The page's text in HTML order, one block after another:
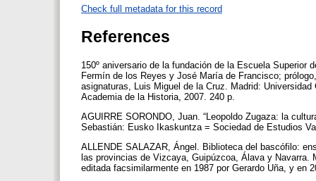
Check full metadata for this record
References
150º aniversario de la fundación de la Escuela Superior
Fermín de los Reyes y José María de Francisco;
asignaturas, Luis Miguel de la Cruz. Madrid:
Academia de la Historia, 2007. 240 p.
AGUIRRE SORONDO, Juan. “Leopoldo Zugaza: la
Sebastián: Eusko Ikaskuntza = Sociedad de Estudios
ALLENDE SALAZAR, Ángel. Biblioteca del bascófilo:
las provincias de Vizcaya, Guipúzcoa, Álava y Navarra.
editada facsimilarmente en 1987 por Gerardo Uña, y en